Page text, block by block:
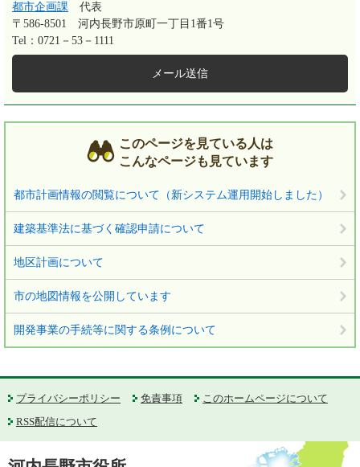
都市企画課
代表
〒586-8501
河内長野市原町一丁目1番1号
Tel：0721－53－1111
メール送信
このページを見ている人は
こんなページも見ています
都市計画情報の閲覧について（新システム運用開始しました）
建築基準法に基づく確認申請について
地区計画について
市の地図情報を公開しています
開発事業の手続等に関する条例について
プライバシーポリシー 免責事項
このホームページについて
RSS配信について